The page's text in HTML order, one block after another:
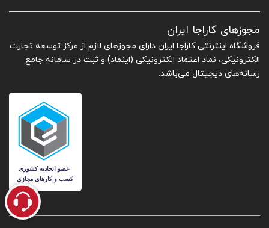
مجوزهای کاراجا ایران
فروشگاه اینترنتی کاراجا ایران دارای مجوزهای لازم از مرکز توسعه تجارت
الکترونیکی، نماد اعتماد الکترونیکی (اینماد) و ثبت در سامانه جامع
رسانه‌های دیجیتال می‌باشد.